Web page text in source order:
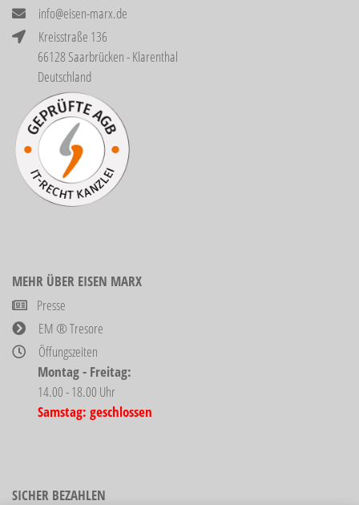
info@eisen-marx.de
Kreisstraße 136
66128 Saarbrücken - Klarenthal
Deutschland
MEHR ÜBER EISEN MARX
Presse
EM ® Tresore
Öffungszeiten
Montag - Freitag:
14.00 - 18.00 Uhr
Samstag: geschlossen
SICHER BEZAHLEN